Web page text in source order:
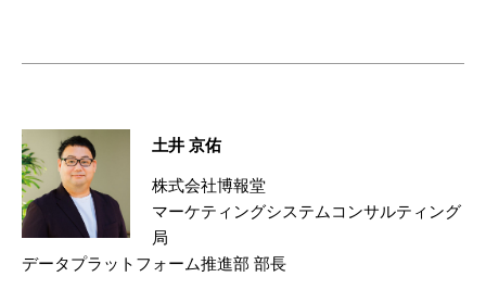
土井 京佑
株式会社博報堂
マーケティングシステムコンサルティング
局
データプラットフォーム推進部 部長